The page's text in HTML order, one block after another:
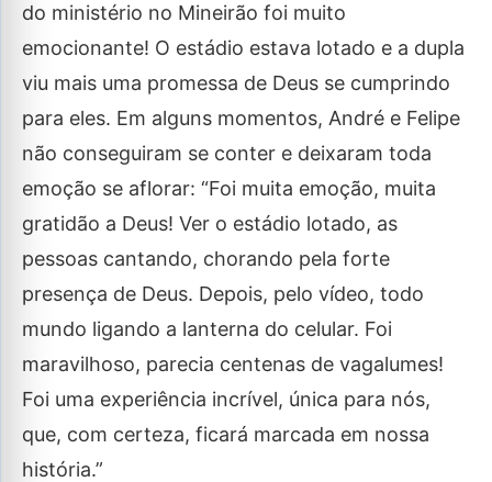
do ministério no Mineirão foi muito
emocionante! O estádio estava lotado e a dupla
viu mais uma promessa de Deus se cumprindo
para eles. Em alguns momentos, André e Felipe
não conseguiram se conter e deixaram toda
emoção se aflorar: “Foi muita emoção, muita
gratidão a Deus! Ver o estádio lotado, as
pessoas cantando, chorando pela forte
presença de Deus. Depois, pelo vídeo, todo
mundo ligando a lanterna do celular. Foi
maravilhoso, parecia centenas de vagalumes!
Foi uma experiência incrível, única para nós,
que, com certeza, ficará marcada em nossa
história.”